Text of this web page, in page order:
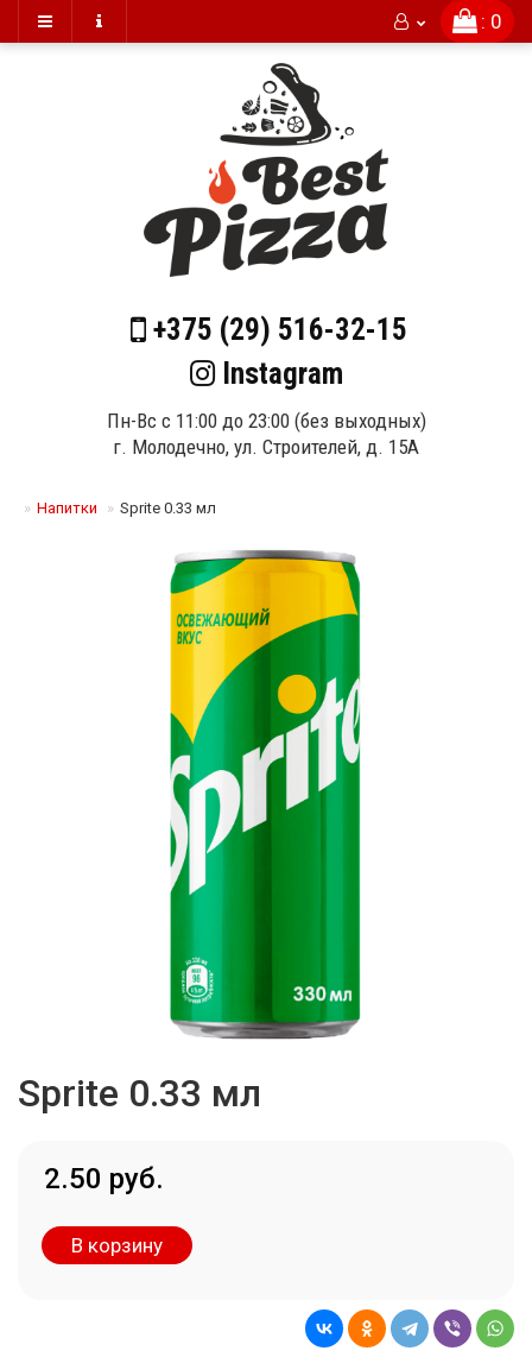
: 0
+375 (29) 516-32-15
Instagram
Пн-Вс с 11:00 до 23:00 (без выходных)
г. Молодечно, ул. Строителей, д. 15А
Напитки Sprite 0.33 мл
Sprite 0.33 мл
2.50 руб.
В корзину